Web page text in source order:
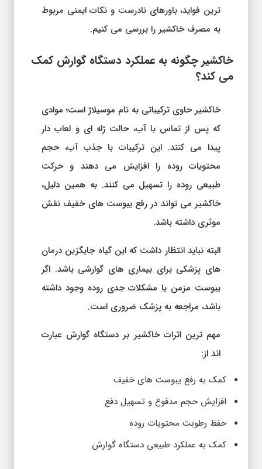
ترین فواید، باورهای نادرست و نکات ایمنی مربوط
به مصرف خاکشیر را بررسی می کنیم.
خاکشیر چگونه به عملکرد دستگاه گوارش کمک
می کند؟
خاکشیر حاوی ترکیباتی به نام موسیلاژ است؛ موادی
که پس از تماس با آب، حالت ژله ای و لعاب دار
پیدا می کنند. این ترکیبات با جذب آب، حجم
محتویات روده را افزایش می دهند و حرکت
طبیعی روده را تسهیل می کنند. به همین دلیل،
خاکشیر می تواند در رفع یبوست های خفیف نقش
موثری داشته باشد.
البته نباید انتظار داشت که این گیاه جایگزین درمان
های پزشکی برای بیماری های گوارشی باشد. اگر
یبوست مزمن یا مشکلات جدی روده وجود داشته
باشد، مراجعه به پزشک ضروری است.
مهم ترین اثرات خاکشیر بر دستگاه گوارش عبارت
اند از:
کمک به رفع یبوست های خفیف
افزایش حجم مدفوع و تسهیل دفع
حفظ رطوبت محتویات روده
کمک به عملکرد طبیعی دستگاه گوارش